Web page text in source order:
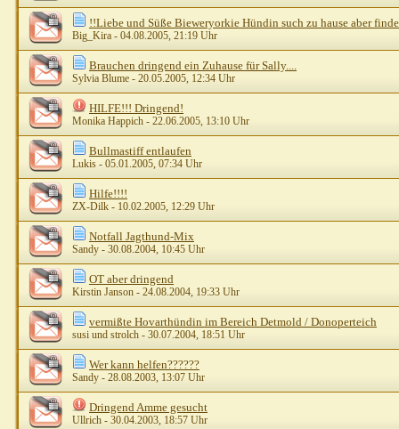
!!Liebe und Süße Bieweryorkie Hündin such zu hause aber
Big_Kira - 04.08.2005, 21:19 Uhr
Brauchen dringend ein Zuhause für Sally....
Sylvia Blume - 20.05.2005, 12:34 Uhr
HILFE!!! Dringend!
Monika Happich - 22.06.2005, 13:10 Uhr
Bullmastiff entlaufen
Lukis - 05.01.2005, 07:34 Uhr
Hilfe!!!!
ZX-Dilk - 10.02.2005, 12:29 Uhr
Notfall Jagthund-Mix
Sandy - 30.08.2004, 10:45 Uhr
OT aber dringend
Kirstin Janson - 24.08.2004, 19:33 Uhr
vermißte Hovarthündin im Bereich Detmold / Donoperteich
susi und strolch - 30.07.2004, 18:51 Uhr
Wer kann helfen??????
Sandy - 28.08.2003, 13:07 Uhr
Dringend Amme gesucht
Ullrich - 30.04.2003, 18:57 Uhr